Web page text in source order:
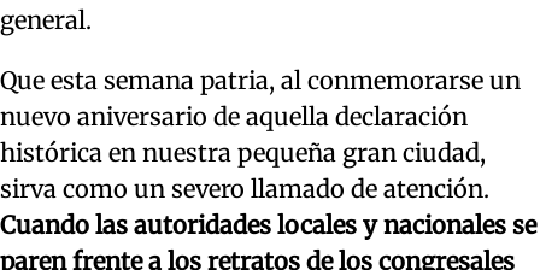
general.
Que esta semana patria, al conmemorarse un
nuevo aniversario de aquella declaración
histórica en nuestra pequeña gran ciudad,
sirva como un severo llamado de atención.
Cuando las autoridades locales y nacionales se
paren frente a los retratos de los congresales